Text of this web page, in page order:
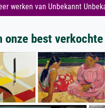
werken van Unbekannt
onze best